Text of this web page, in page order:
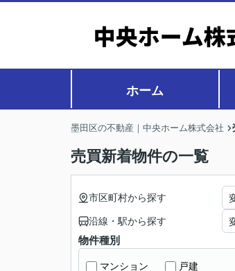
ホーム
墨田区の不動産｜中央ホーム株式会社
売買新着物件の一覧
市区町村から探す
沿線・駅から探す
物件種別
マンション 戸建